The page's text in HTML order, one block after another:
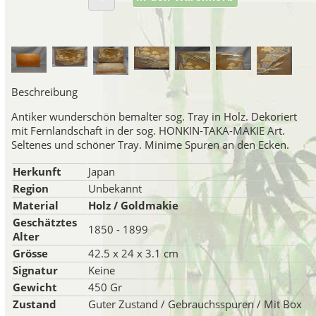
Japanisches
Japanisches Porzellan der
Satsuma-Region
gleichbedeutend mit
Porzellan
Ende des 19. Jahrhunderts
Manufakturen in der
Handwerkern
Satsuma-Porzellan aus
erschöpfenden" Qualität
Beginn des 20.
dekorierten
Da viele von ihnen für den
Beschreibung
Antiker wunderschön bemalter sog. Tray in Holz. Dekoriert
mit Fernlandschaft in der sog. HONKIN-TAKA-MAKIE Art.
Seltenes und schöner Tray. Minime Spuren an den Ecken.
Herkunft
Japan
Region
Unbekannt
Material
Holz / Goldmakie
Geschätztes
Alter
1850 - 1899
Grösse
42.5 x 24 x 3.1 cm
Signatur
Keine
Gewicht
450 Gr
Zustand
Guter Zustand / Gebrauchsspuren / Mit Box